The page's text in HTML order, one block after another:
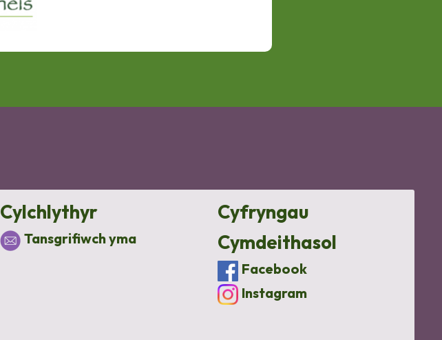
Cylchlythyr
Tansgrifiwch yma
Cyfryngau
Cymdeithasol
Facebook
Instagram